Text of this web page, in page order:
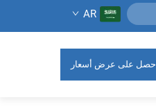
AR
احصل على عرض أسعار